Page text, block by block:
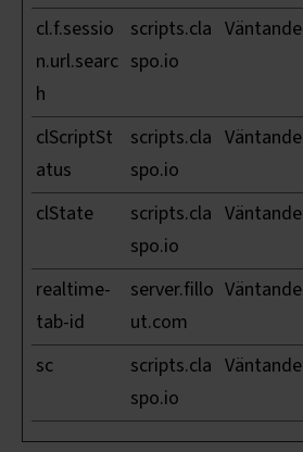
cl.f.sessio
n.url.searc
h
scripts.cla
spo.io
Väntande
clScriptSt
atus
scripts.cla
spo.io
Väntande
clState
scripts.cla
spo.io
Väntande
realtime-
tab-id
server.fillo
ut.com
Väntande
sc
scripts.cla
spo.io
Väntande